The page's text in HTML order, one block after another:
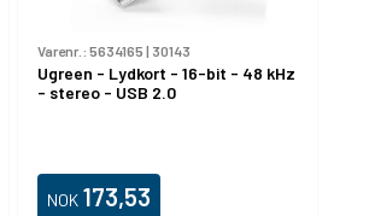
Varenr.: 5634165 | 30143
Ugreen - Lydkort - 16-bit - 48 kHz
- stereo - USB 2.0
NOK 173,53